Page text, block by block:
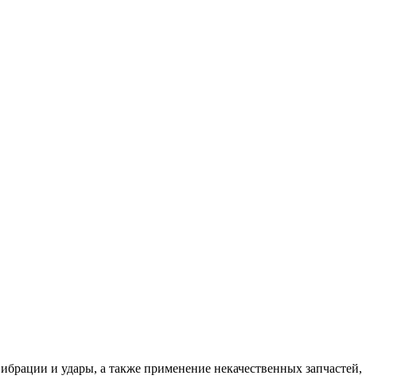
и удары, а также применение некачественных запчастей,